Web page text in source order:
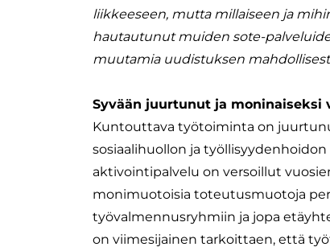
liikkeeseen, mutta millaiseen ja
hautautunut muiden sote-
muutamia uudistuksen
Syvään juurtunut ja
Kuntouttava työtoiminta on
sosiaalihuollon ja
aktivointipalvelu on versoillut
monimuotoisia toteutusmuotoja
työvalmennusryhmiin ja jopa
on viimesijainen tarkoittaen, että